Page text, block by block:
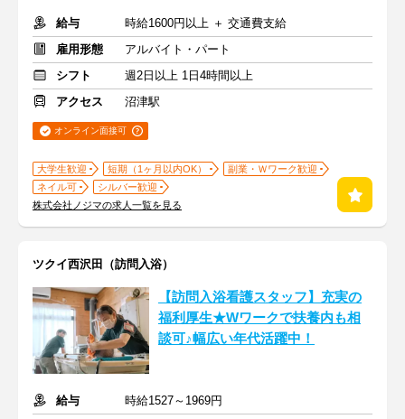
給与
時給1600円以上 ＋ 交通費支給
雇用形態
アルバイト・パート
シフト
週2日以上 1日4時間以上
アクセス
沼津駅
オンライン面接可
大学生歓迎 短期（1ヶ月以内OK）
副業・Ｗワーク歓迎
ネイル可
シルバー歓迎
株式会社ノジマの求人一覧を見る
ツクイ西沢田（訪問入浴）
【訪問入浴看護スタッフ】充実の
福利厚生★Wワークで扶養内も相
談可♪幅広い年代活躍中！
給与
時給1527～1969円